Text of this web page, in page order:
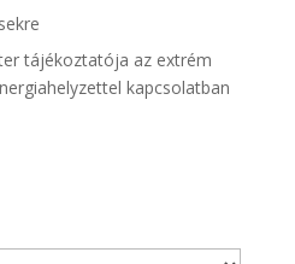
tájékoztatója az extrém
kapcsolatban